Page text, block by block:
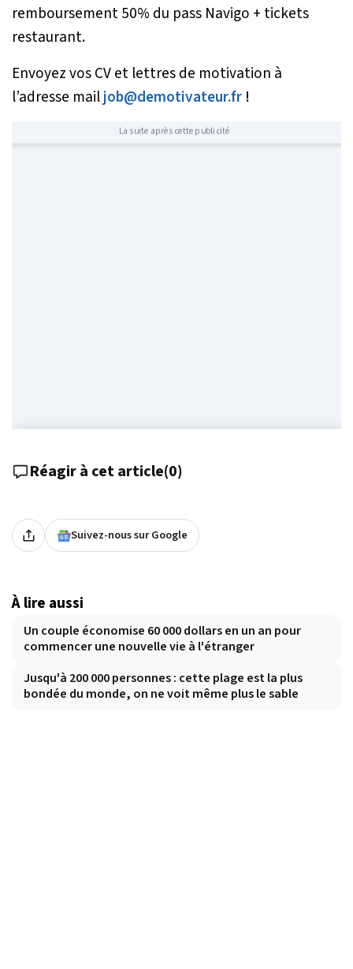
remboursement 50% du pass Navigo + tickets
restaurant.
Envoyez vos CV et lettres de motivation à
l’adresse mailjob@demotivateur.fr !
La suite après cette publicité
Réagir à cet article(0)
Suivez-nous sur Google
À lire aussi
Un couple économise 60 000 dollars en un an pour
commencer une nouvelle vie à l'étranger
Jusqu'à 200 000 personnes : cette plage est la plus
bondée du monde, on ne voit même plus le sable